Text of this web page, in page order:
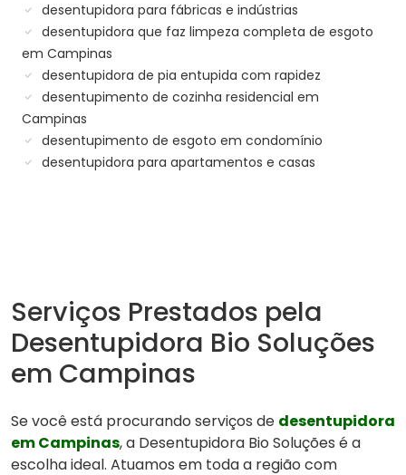
desentupidora para fábricas e indústrias
desentupidora que faz limpeza completa de esgoto
em Campinas
desentupidora de pia entupida com rapidez
desentupimento de cozinha residencial em
Campinas
desentupimento de esgoto em condomínio
desentupidora para apartamentos e casas
Serviços Prestados pela
Desentupidora Bio Soluções
em Campinas
Se você está procurando serviços de desentupidora
em Campinas, a Desentupidora Bio Soluções é a
escolha ideal. Atuamos em toda a região com